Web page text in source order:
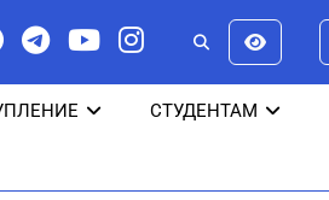
СТУДЕНТАМ